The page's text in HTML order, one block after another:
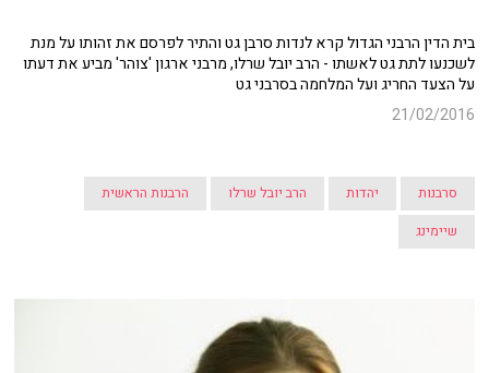
בית הדין הרבני הגדול קרא לנדות סרבן גט והתיר לפרסם את זהותו על מנת
לשכנעו לתת גט לאשתו - הרב יובל שרלו, מרבני ארגון 'צוהר' מביע את דעתו
על הצעד החריג ועל המלחמה בסרבני גט
21/02/2016
סרבנות יהדות הרב יובל שרלו
הרבנות הראשית
שיימינג